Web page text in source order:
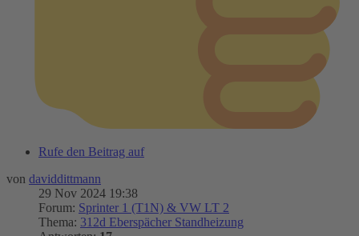
Rufe den Beitrag auf
von daviddittmann
29 Nov 2024 19:38
Forum: Sprinter 1 (T1N) & VW LT 2
Thema: 312d Eberspächer Standheizung